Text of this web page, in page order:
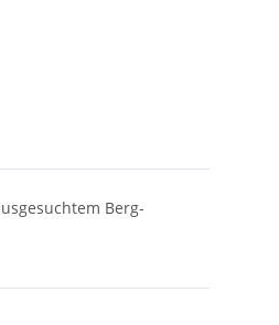
Berg-